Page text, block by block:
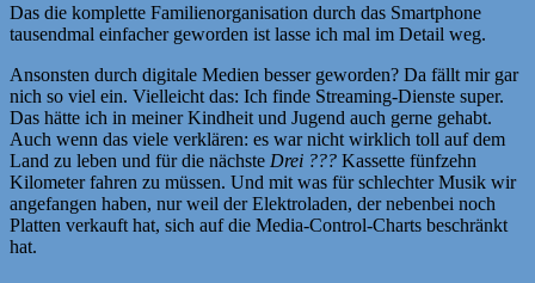
Das die komplette Familienorganisation durch das Smartphone
tausendmal einfacher geworden ist lasse ich mal im Detail weg.
Ansonsten durch digitale Medien besser geworden? Da fällt mir gar
nich so viel ein. Vielleicht das: Ich finde Streaming-Dienste super.
Das hätte ich in meiner Kindheit und Jugend auch gerne gehabt.
Auch wenn das viele verklären: es war nicht wirklich toll auf dem
Land zu leben und für die nächste Drei ??? Kassette fünfzehn
Kilometer fahren zu müssen. Und mit was für schlechter Musik wir
angefangen haben, nur weil der Elektroladen, der nebenbei noch
Platten verkauft hat, sich auf die Media-Control-Charts beschränkt
hat.